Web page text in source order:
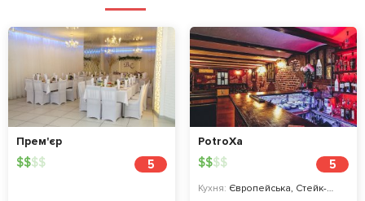
Прем'єр
5
$$$$
PotroXa
Кухня: Європейська, Стейк-хаус, Авторська
5
$$$$